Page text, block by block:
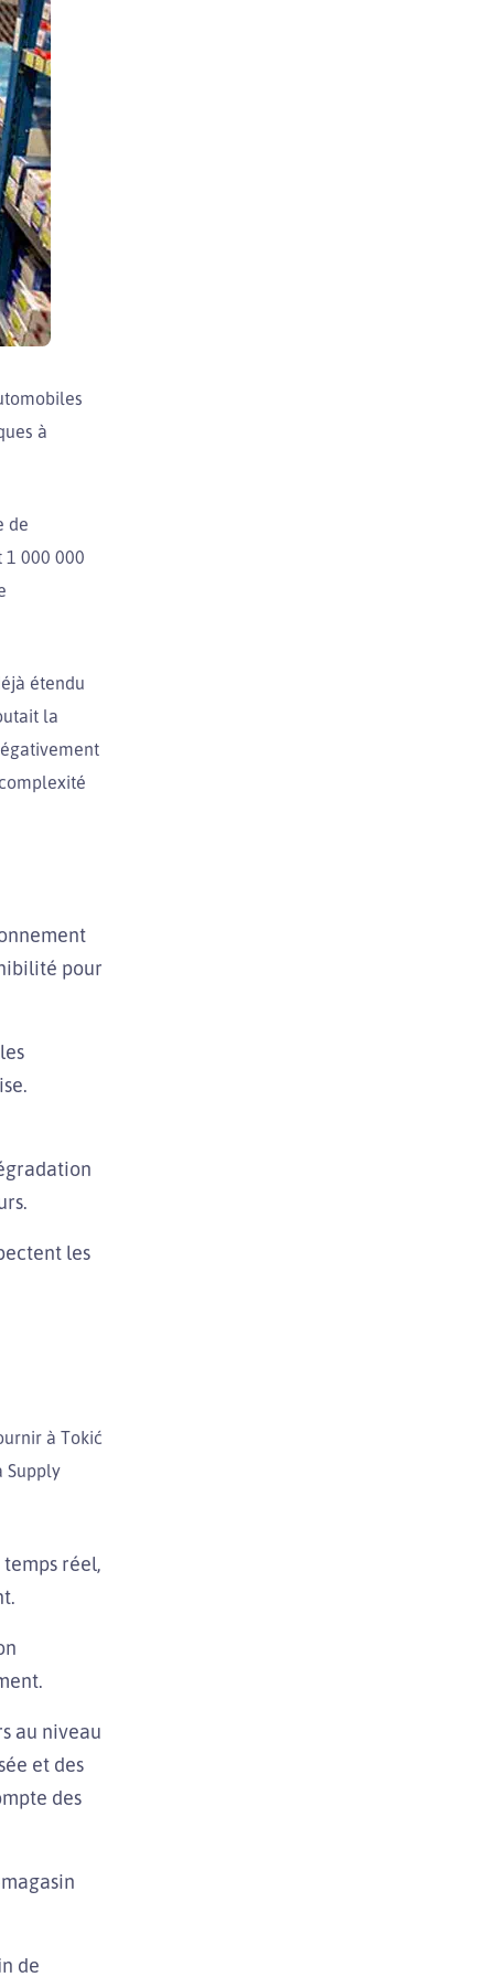
à
de
1 000 000
étendu
la
pour
les
à Tokić
Supply
réel,
au niveau
et des
des
de